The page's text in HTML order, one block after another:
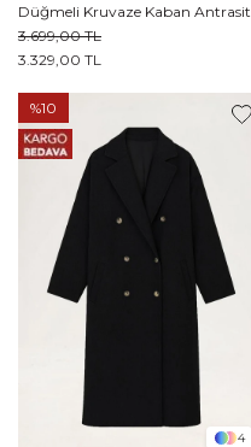
Düğmeli Kruvaze Kaban Antrasit
3.329,00 TL
3.699,00 TL
4
%10